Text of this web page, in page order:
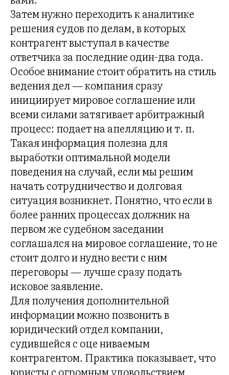
Затем нужно переходить к аналитике
решения судов по делам, в которых
контрагент выступал в качестве
ответчика за последние один-два года.
Особое внимание стоит обратить на стиль
ведения дел — компания сразу
инициирует мировое соглашение или
всеми силами затягивает арбитражный
процесс: подает на апелляцию и т. п.
Такая информация полезна для
выработки оптимальной модели
поведения на случай, если мы решим
начать сотрудничество и долговая
ситуация возникнет. Понятно, что если в
более ранних процессах должник на
первом же судебном заседании
соглашался на мировое соглашение, то не
стоит долго и нудно вести с ним
переговоры — лучше сразу подать
исковое заявление.
Для получения дополнительной
информации можно позвонить в
юридический отдел компании,
судившейся с оце ниваемым
контрагентом. Практика показывает, что
юристы с огромным удовольствием